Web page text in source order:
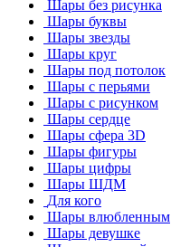
Шары без рисунка
Шары буквы
Шары звезды
Шары круг
Шары под потолок
Шары с перьями
Шары с рисунком
Шары сердце
Шары сфера 3D
Шары фигуры
Шары цифры
Шары ШДМ
Для кого
Шары влюбленным
Шары девушке